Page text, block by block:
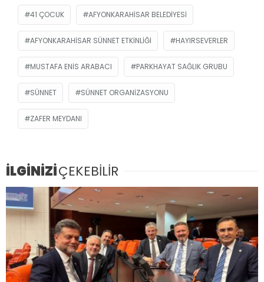
41 ÇOCUK AFYONKARAHISAR BELEDIYESI
AFYONKARAHISAR SÜNNET ETKINLIĞI HAYIRSEVERLER
MUSTAFA ENIS ARABACI PARKHAYAT SAĞLIK GRUBU
SÜNNET SÜNNET ORGANIZASYONU
ZAFER MEYDANI
İLGİNİZİÇEKEBİLİR